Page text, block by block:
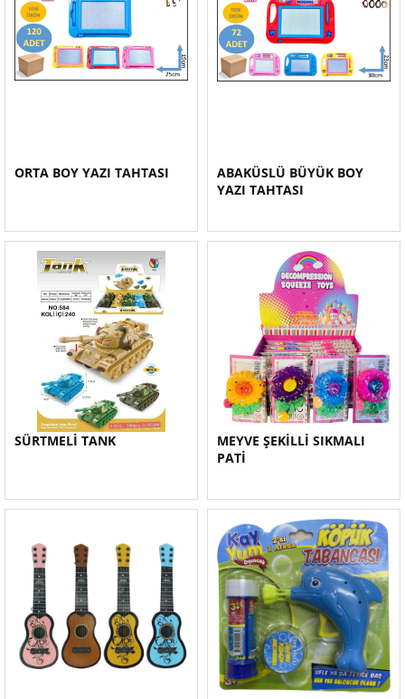
ORTA BOY YAZI TAHTASI
ABAKÜSLÜ BÜYÜK BOY
YAZI TAHTASI
SÜRTMELİ TANK
MEYVE ŞEKİLLİ SIKMALI
PATİ